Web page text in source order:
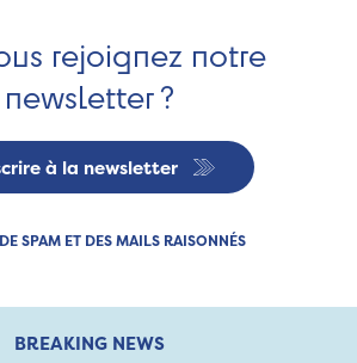
rejoignez notre
newsletter ?
à la newsletter
SPAM ET DES MAILS RAISONNÉS
BREAKING NEWS